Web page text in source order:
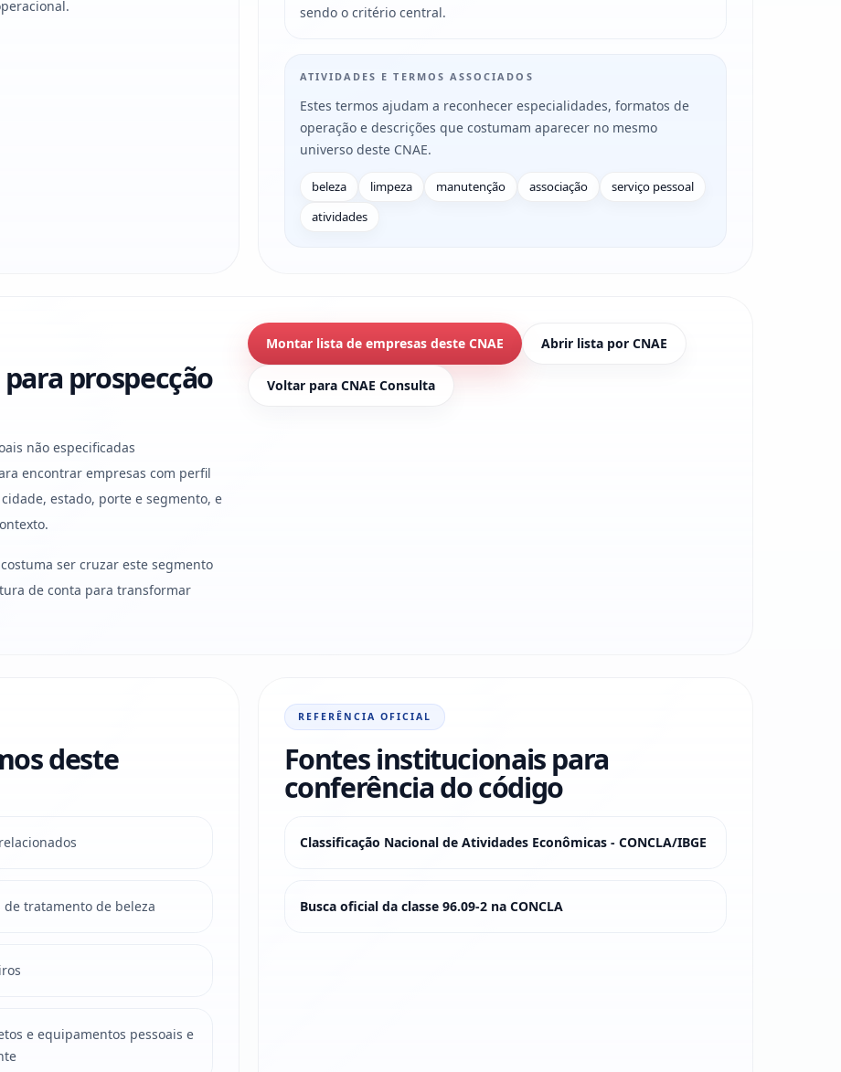
sendo o critério central.
ATIVIDADES E TERMOS ASSOCIADOS
Estes termos ajudam a reconhecer especialidades, formatos de
operação e descrições que costumam aparecer no mesmo
universo deste CNAE.
beleza limpeza manutenção associação
serviço pessoal
atividades
prospecção
não especificadas
encontrar empresas com perfil
estado, porte e segmento, e
ser cruzar este segmento
de conta para transformar
Montar lista de empresas deste CNAE Abrir lista por CNAE
Voltar para CNAE Consulta
deste
de tratamento de beleza
e equipamentos pessoais e
REFERÊNCIA OFICIAL
Fontes institucionais para
conferência do código
Classificação Nacional de Atividades Econômicas - CONCLA/IBGE
Busca oficial da classe 96.09-2 na CONCLA